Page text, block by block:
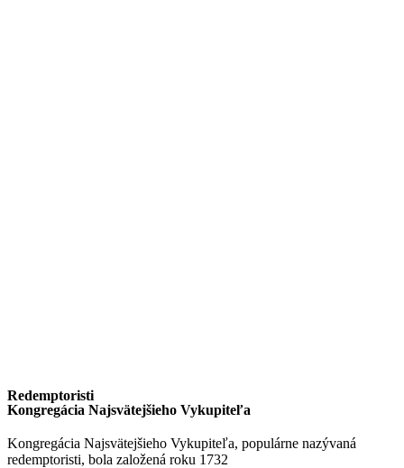
Redemptoristi
Kongregácia Najsvätejšieho Vykupiteľa
Kongregácia Najsvätejšieho Vykupiteľa, populárne nazývaná
redemptoristi, bola založená roku 1732